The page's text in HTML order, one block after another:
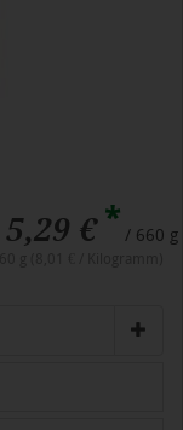
5,29 €* / 660 g